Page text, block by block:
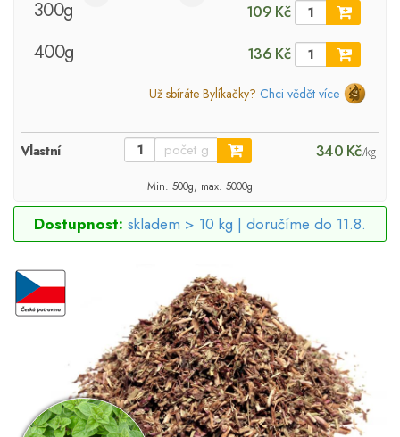
300g 109 Kč
400g 136 Kč
Už sbíráte Bylíkačky? Chci vědět více
Vlastní 340 Kč/kg
Min. 500g, max. 5000g
Dostupnost: skladem > 10 kg | doručíme do 11.8.